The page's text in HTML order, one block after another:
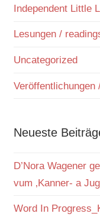
Independent Little
Lesungen /
Uncategorized
Veröffentlichungen
Neueste
D’Nora Wagener
vum ‚Kanner- a
Word In